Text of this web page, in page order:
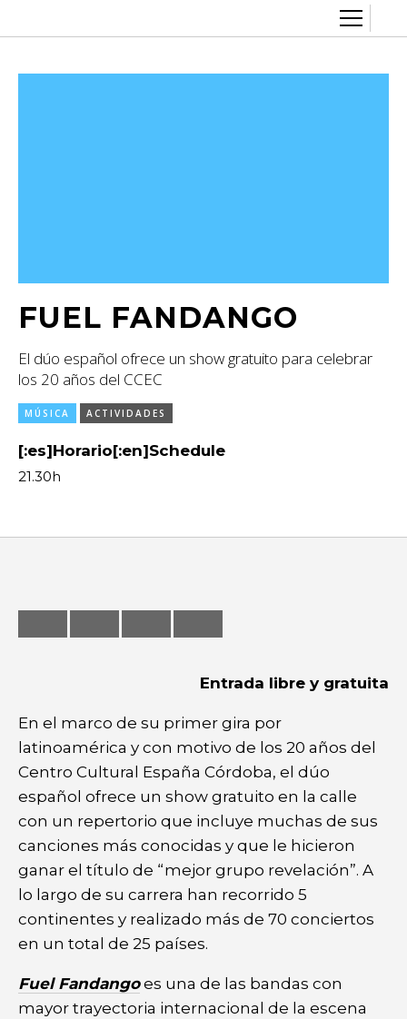
Convocatorias
Diversidad y género
Escénicas
Exposiciones
Formación
FUEL FANDANGO
El dúo español ofrece un show gratuito para celebrar
los 20 años del CCEC
MÚSICA ACTIVIDADES
[:es]Horario[:en]Schedule
21.30h
Entrada libre y gratuita
En el marco de su primer gira por
latinoamérica y con motivo de los 20 años del
Centro Cultural España Córdoba, el dúo
español ofrece un show gratuito en la calle
con un repertorio que incluye muchas de sus
canciones más conocidas y que le hicieron
ganar el título de “mejor grupo revelación”. A
lo largo de su carrera han recorrido 5
continentes y realizado más de 70 conciertos
en un total de 25 países.
Fuel Fandangoes una de las bandas con
mayor trayectoria internacional de la escena